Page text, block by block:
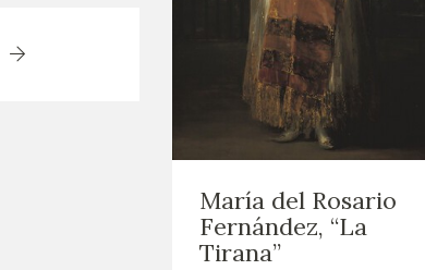
María del Rosario
Fernández, “La
Tirana”